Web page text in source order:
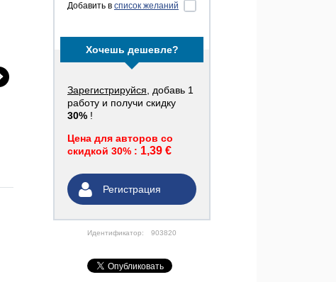
Добавить в список желаний
Хочешь дешевле?
Зарегистрируйся , добавь 1
работу и получи скидку
30% !
Цена для авторов со
скидкой 30% : 1,39 €
Регистрация
Идентификатор: 903820